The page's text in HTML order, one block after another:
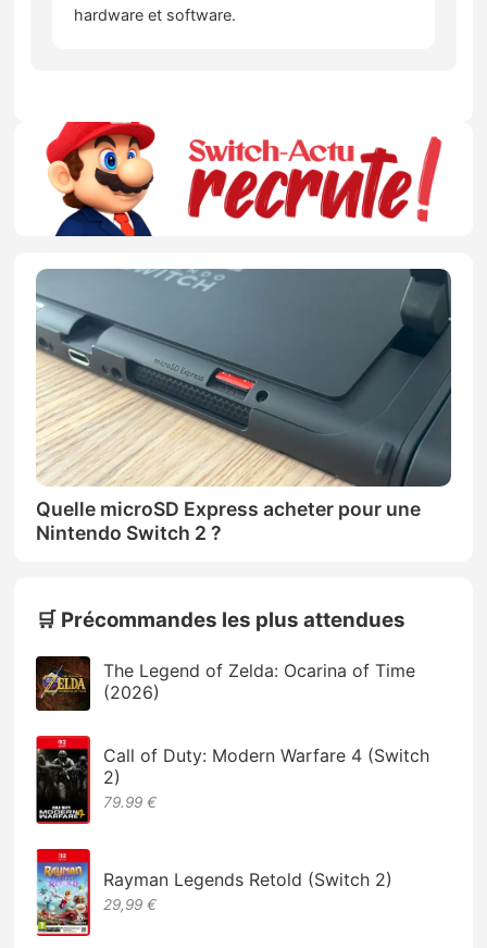
hardware et software.
Quelle microSD Express acheter pour une
Nintendo Switch 2 ?
🛒 Précommandes les plus attendues
The Legend of Zelda: Ocarina of Time
(2026)
Call of Duty: Modern Warfare 4 (Switch
2)
79.99 €
Rayman Legends Retold (Switch 2)
29,99 €